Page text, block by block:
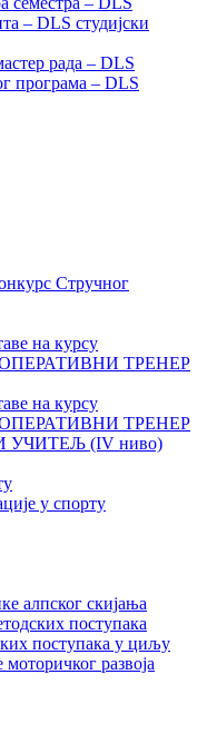
– DLS студијски
рада – DLS
програма – DLS
Стручног
на курсу
ТРЕНЕР
на курсу
ТРЕНЕР
УЧИТЕЉ (IV ниво)
у спорту
алпског скијања
поступака
поступака у циљу
развоја